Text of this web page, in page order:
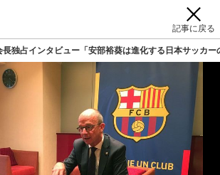
記事に戻る
長独占インタビュー「安部裕葵は進化する日本サッカ